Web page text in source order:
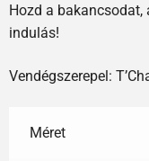
Hozd a bakancsodat,
indulás!
Vendégszerepel:
Méret